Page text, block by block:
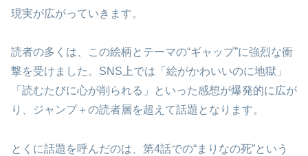
現実が広がっていきます。
読者の多くは、この絵柄とテーマの“ギャップ”に強烈な衝
撃を受けました。SNS上では「絵がかわいいのに地獄」
「読むたびに心が削られる」といった感想が爆発的に広が
り、ジャンプ＋の読者層を超えて話題となります。
とくに話題を呼んだのは、第4話での“まりなの死”という